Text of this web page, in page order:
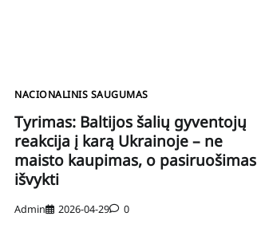
NACIONALINIS SAUGUMAS
Tyrimas: Baltijos šalių gyventojų
reakcija į karą Ukrainoje – ne
maisto kaupimas, o pasiruošimas
išvykti
Admin 2026-04-29 0